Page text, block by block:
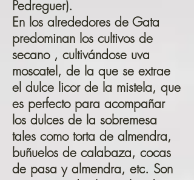
Pedreguer).
En los alrededores de Gata
predominan los cultivos de
secano , cultivándose uva
moscatel, de la que se extrae
el dulce licor de la mistela, que
es perfecto para acompañar
los dulces de la sobremesa
tales como torta de almendra,
buñuelos de calabaza, cocas
de pasa y almendra, etc. Son